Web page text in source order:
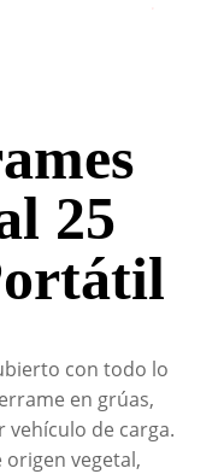
25
con todo lo
en grúas,
vehículo de carga.
vegetal,